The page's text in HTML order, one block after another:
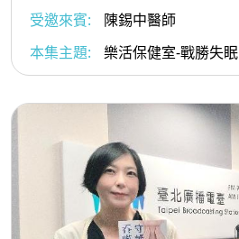
受邀來賓:
陳錫中醫師
本集主題:
樂活保健室-戰勝失眠